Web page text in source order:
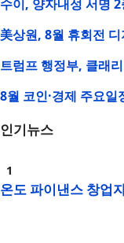
수이, 양자내성 서명
美상원, 8월 휴회전
트럼프 행정부, 클래
8월 코인·경제 주요일
인기뉴스
온도 파이낸스 창업